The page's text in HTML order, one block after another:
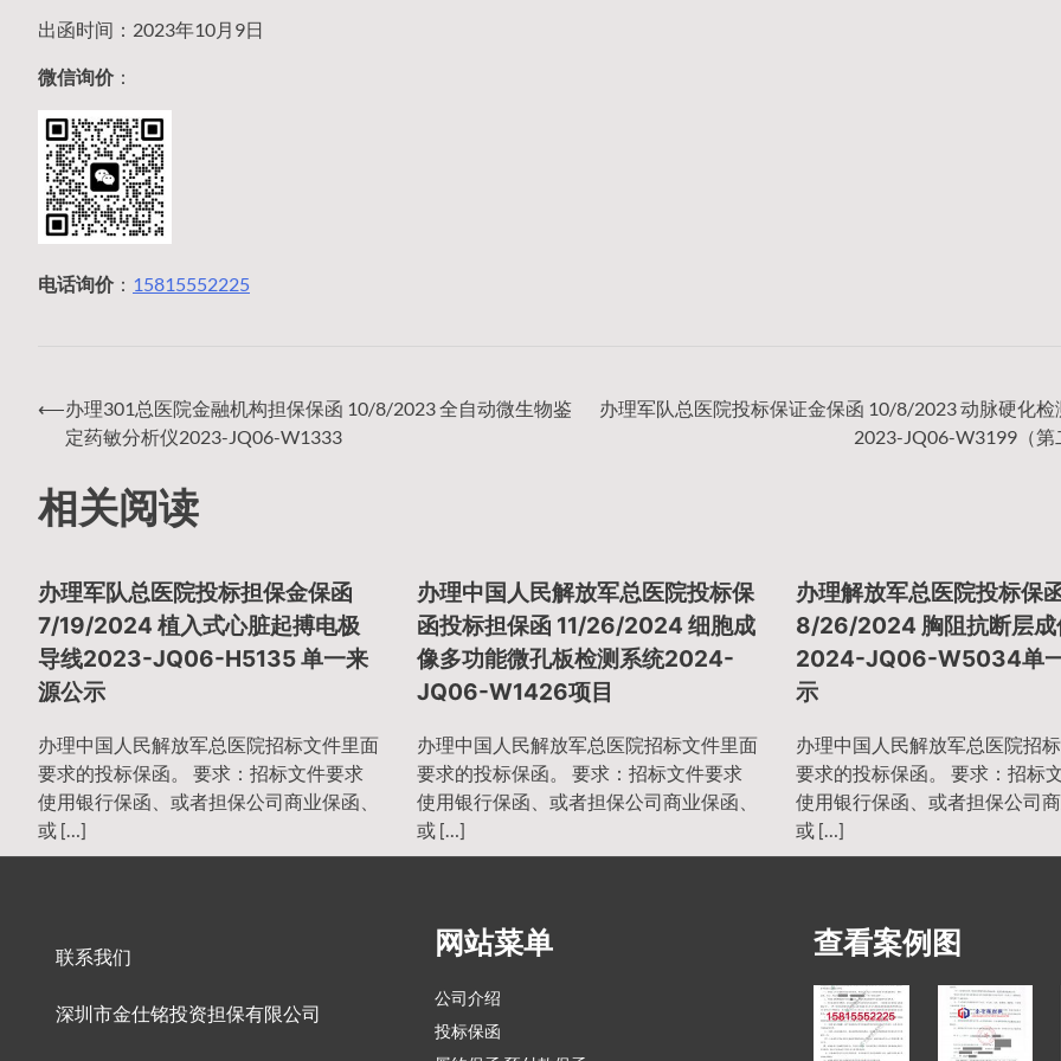
出函时间：2023年10月9日
微信询价：
电话询价： 15815552225
文
章
导
航
⟵办理301总医院金融机构担保保函 10/8/2023 全自动微生物鉴
定药敏分析仪2023-JQ06-W1333
办理军队总医院投标保证金保函 10/8/2023 动脉硬化检
2023-JQ06-W3199（第
相关阅读
办理军队总医院投标担保金保函
7/19/2024 植入式心脏起搏电极
导线2023-JQ06-H5135 单一来
源公示
办理中国人民解放军总医院招标文件里面
要求的投标保函。 要求：招标文件要求
使用银行保函、或者担保公司商业保函、
或 […]
办理中国人民解放军总医院投标保
函投标担保函 11/26/2024 细胞成
像多功能微孔板检测系统2024-
JQ06-W1426项目
办理中国人民解放军总医院招标文件里面
要求的投标保函。 要求：招标文件要求
使用银行保函、或者担保公司商业保函、
或 […]
办理解放军总医院投标保
8/26/2024 胸阻抗断层成
2024-JQ06-W5034单
示
办理中国人民解放军总医院招
要求的投标保函。 要求：招标
使用银行保函、或者担保公司商
或 […]
联系我们
深圳市金仕铭投资担保有限公司
网站菜单
公司介绍
投标保函
查看案例图